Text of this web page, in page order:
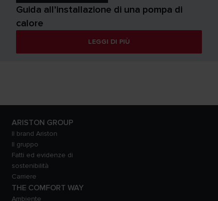
Guida all’installazione di una pompa di
calore
LEGGI DI PIÙ
ARISTON GROUP
Il brand Ariston
Il gruppo
Fatti ed evidenze di
sostenibilità
Carriere
THE COMFORT WAY
Ambiente